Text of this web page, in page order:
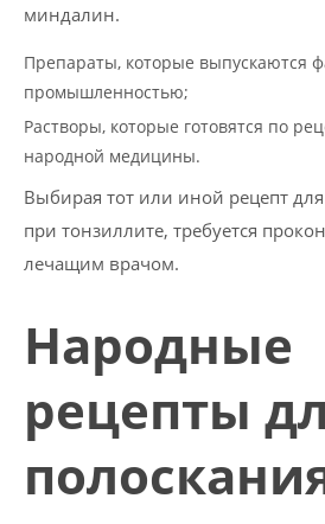
миндалин.
Препараты, которые выпускаются
промышленностью;
Растворы, которые готовятся по
народной медицины.
Выбирая тот или иной рецепт
при тонзиллите, требуется
лечащим врачом.
Народные
рецепты